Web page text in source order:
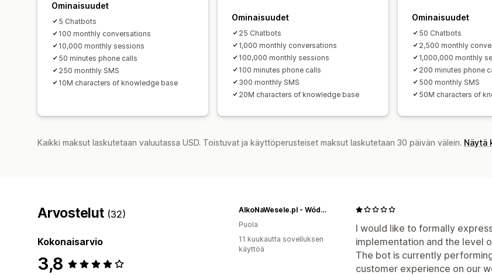
Ominaisuudet
5 Chatbots
100 monthly conversations
10,000 monthly sessions
50 minutes phone calls
250 monthly SMS
10M characters of knowledge base
Ominaisuudet
25 Chatbots
1,000 monthly conversations
100,000 monthly sessions
100 minutes phone calls
300 monthly SMS
20M characters of knowledge base
Ominaisuudet
50 Chatbots
2,500 monthly
1,000,000 monthly
200 minutes phone
500 monthly SMS
50M characters of
Kaikki maksut laskutetaan valuutassa USD. Toistuvat ja käyttöperusteiset maksut laskutetaan 30 päivän välein. Näytä
Arvostelut (32)
Kokonaisarvio
3,8
I would like to formally
implementation and the level
The bot is currently
customer experience on our
AlkoNaWesele.pl - Wódka na Wesele, Wina, Whisky, Piwa, Napoje Weselne
Puola
11 kuukautta sovelluksen
käyttöä